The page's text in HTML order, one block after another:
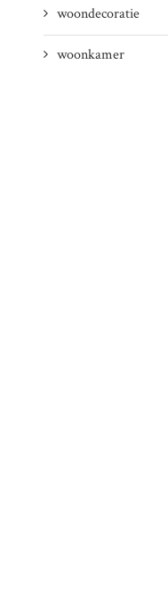
woondecoratie
woonkamer